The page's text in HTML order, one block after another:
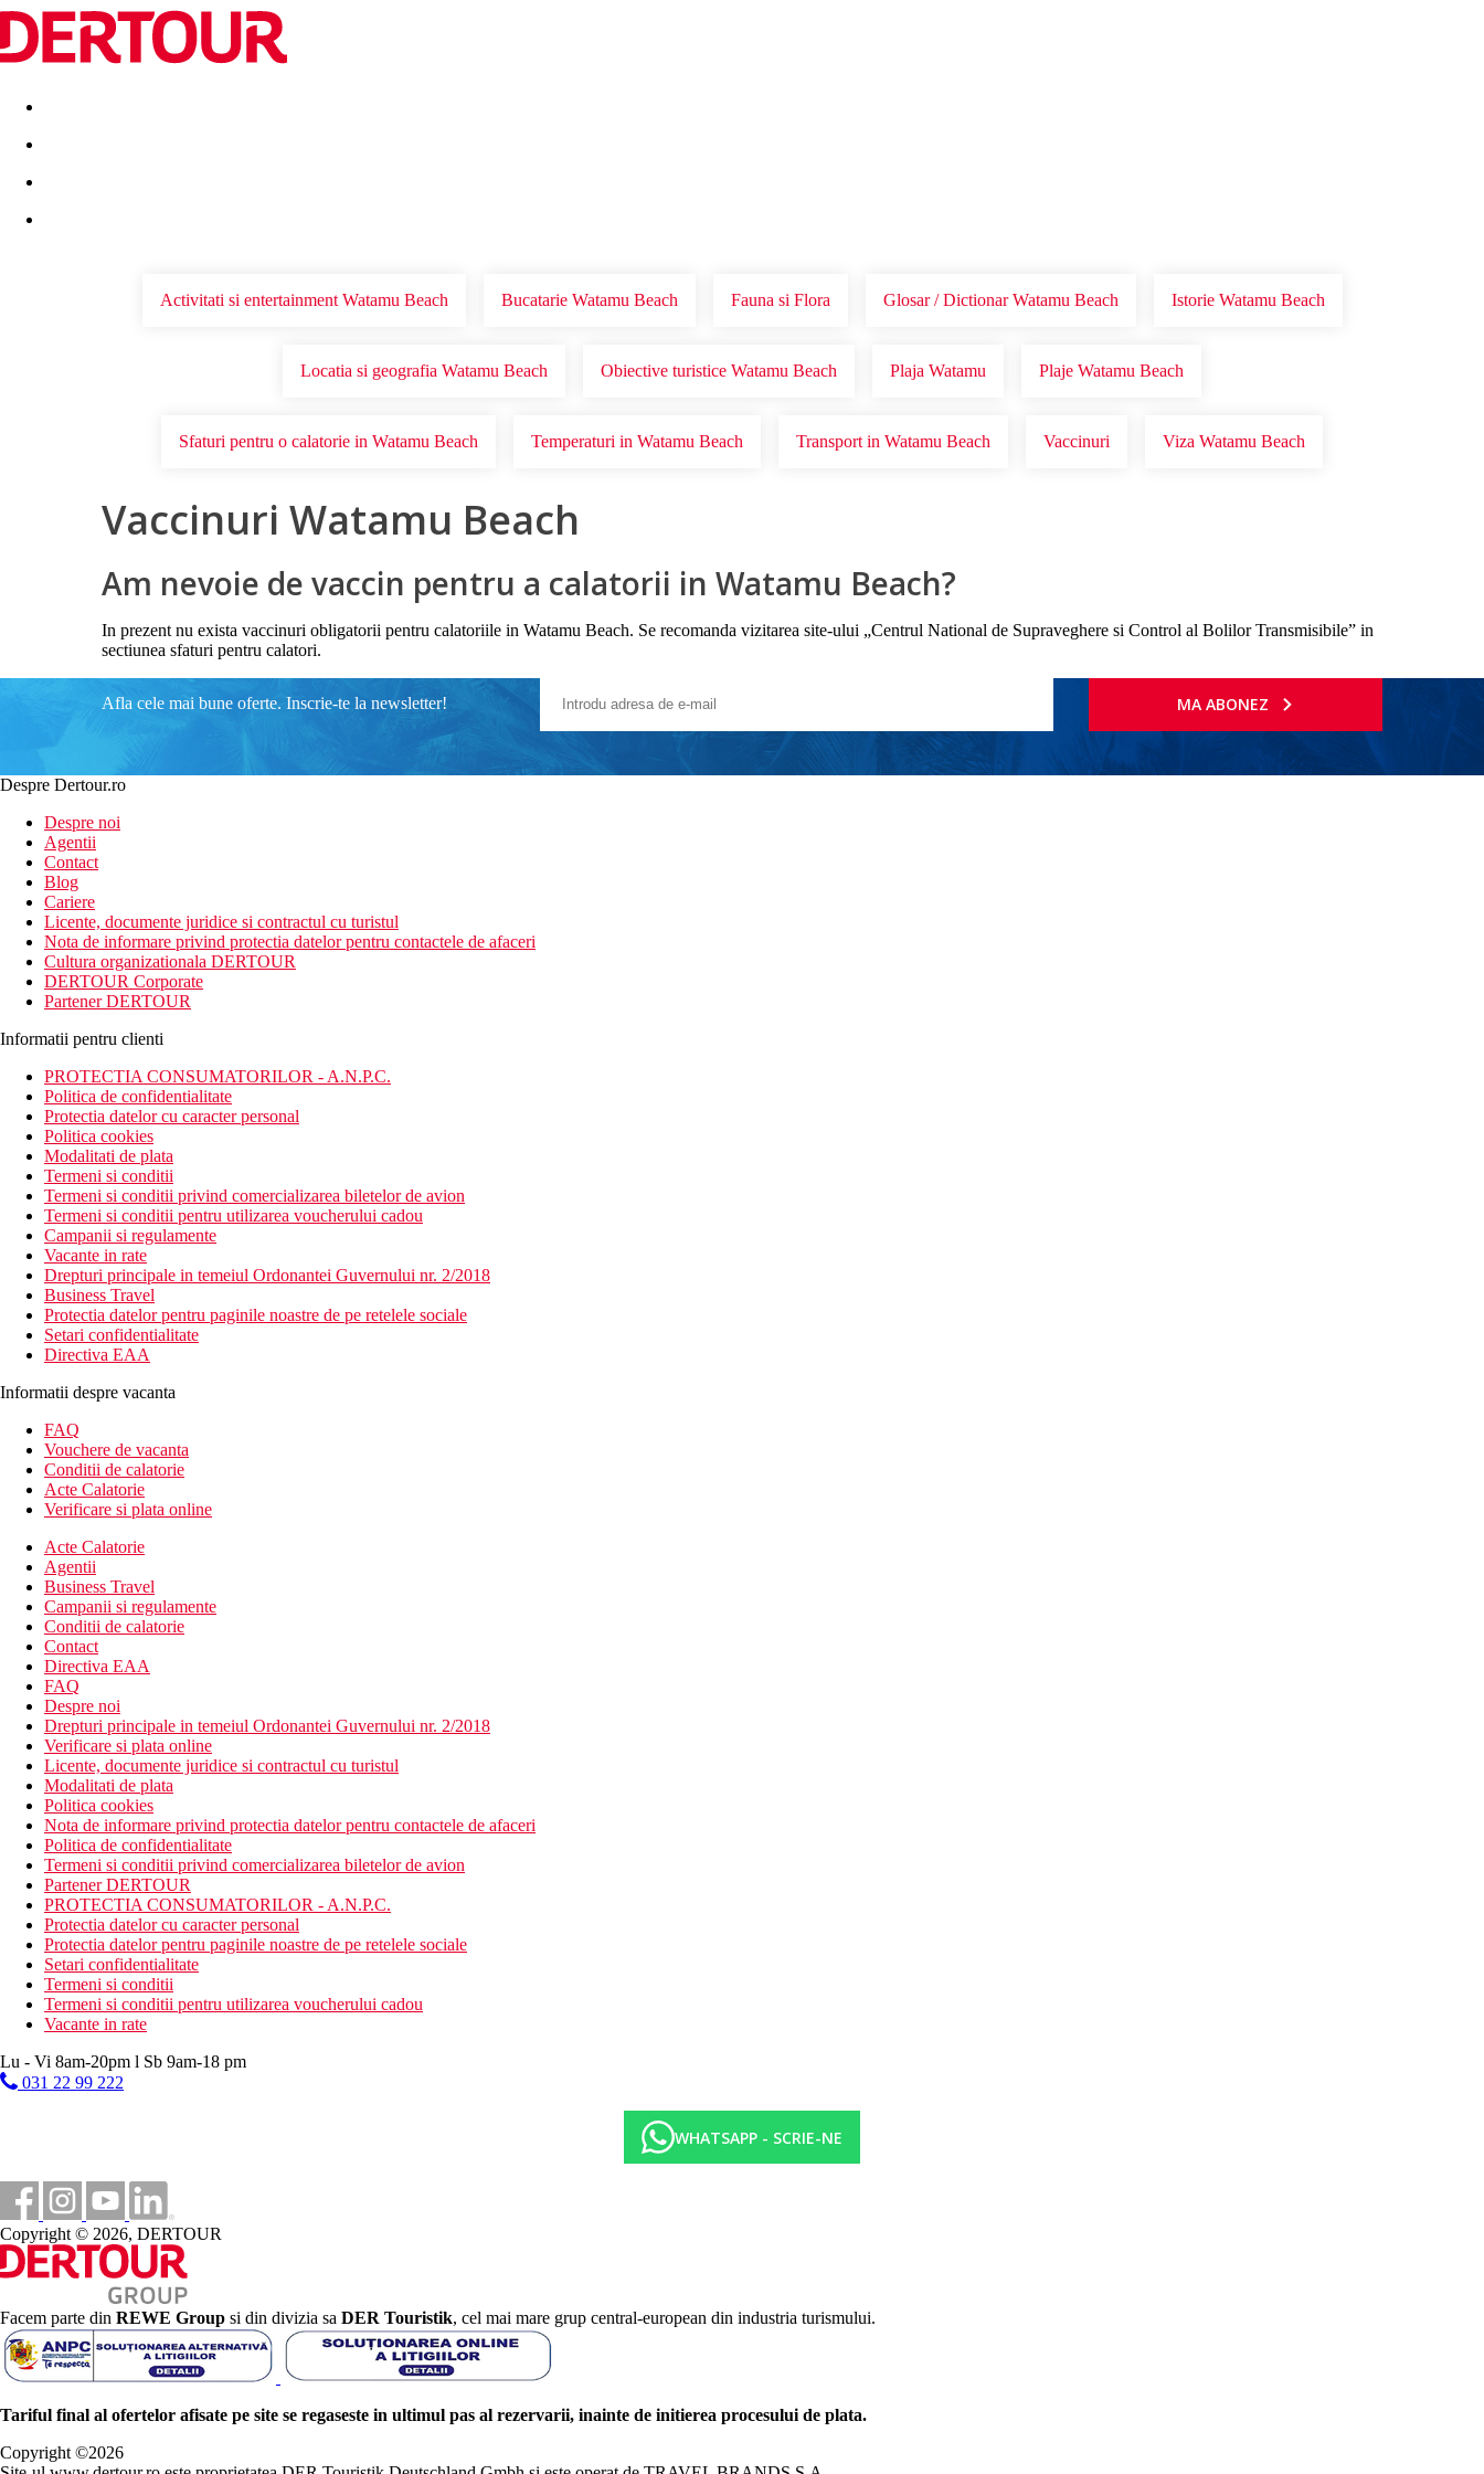
Destinatii Vacanta perfecta OFERTE DE NERATAT
Activitati si entertainment Watamu Beach Bucatarie Watamu Beach Fauna si Flora Glosar / Dictionar Watamu Beach Istorie Watamu Beach
Locatia si geografia Watamu Beach Obiective turistice Watamu Beach Plaja Watamu Plaje Watamu Beach
Sfaturi pentru o calatorie in Watamu Beach Temperaturi in Watamu Beach Transport in Watamu Beach Vaccinuri Viza Watamu Beach
Vaccinuri Watamu Beach
Am nevoie de vaccin pentru a calatorii in Watamu Beach?
In prezent nu exista vaccinuri obligatorii pentru calatoriile in Watamu Beach. Se recomanda vizitarea site-ului „Centrul National de Supraveghere si Control al Bolilor Transmisibile” in
sectiunea sfaturi pentru calatori.
Afla cele mai bune oferte. Inscrie-te la newsletter! MA ABONEZ
Despre Dertour.ro
Despre noi
Agentii
Contact
Blog
Cariere
Licente, documente juridice si contractul cu turistul
Nota de informare privind protectia datelor pentru contactele de afaceri
Cultura organizationala DERTOUR
DERTOUR Corporate
Partener DERTOUR
Informatii pentru clienti
PROTECTIA CONSUMATORILOR - A.N.P.C.
Politica de confidentialitate
Protectia datelor cu caracter personal
Politica cookies
Modalitati de plata
Termeni si conditii
Termeni si conditii privind comercializarea biletelor de avion
Termeni si conditii pentru utilizarea voucherului cadou
Campanii si regulamente
Vacante in rate
Drepturi principale in temeiul Ordonantei Guvernului nr. 2/2018
Business Travel
Protectia datelor pentru paginile noastre de pe retelele sociale
Setari confidentialitate
Directiva EAA
Informatii despre vacanta
FAQ
Vouchere de vacanta
Conditii de calatorie
Acte Calatorie
Verificare si plata online
Acte Calatorie
Agentii
Business Travel
Campanii si regulamente
Conditii de calatorie
Contact
Directiva EAA
FAQ
Despre noi
Drepturi principale in temeiul Ordonantei Guvernului nr. 2/2018
Verificare si plata online
Licente, documente juridice si contractul cu turistul
Modalitati de plata
Politica cookies
Nota de informare privind protectia datelor pentru contactele de afaceri
Politica de confidentialitate
Termeni si conditii privind comercializarea biletelor de avion
Partener DERTOUR
PROTECTIA CONSUMATORILOR - A.N.P.C.
Protectia datelor cu caracter personal
Protectia datelor pentru paginile noastre de pe retelele sociale
Setari confidentialitate
Termeni si conditii
Termeni si conditii pentru utilizarea voucherului cadou
Vacante in rate
Lu - Vi 8am-20pm l Sb 9am-18 pm
031 22 99 222
WHATSAPP - SCRIE-NE
Copyright © 2026, DERTOUR
Facem parte din REWE Group si din divizia sa DER Touristik, cel mai mare grup central-european din industria turismului.
Tariful final al ofertelor afisate pe site se regaseste in ultimul pas al rezervarii, inainte de initierea procesului de plata.
Copyright ©2026